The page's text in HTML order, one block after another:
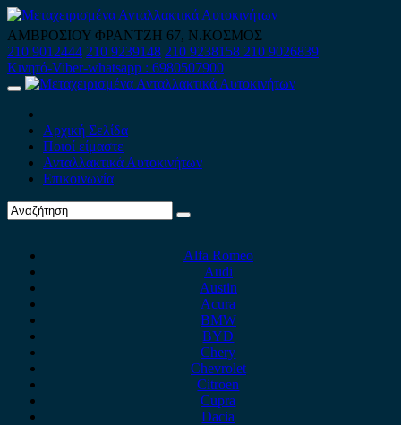
Skip
to
content
ΑΜΒΡΟΣΙΟΥ ΦΡΑΝΤΖΗ 67, Ν.ΚΟΣΜΟΣ
210 9012444 210 9239148 210 9238158 210 9026839
Κινητό-Viber-whatsapp : 6980507900
Primary
Αρχική Σελίδα
Ποιοί είμαστε
Ανταλλακτικά Αυτοκινήτων
Επικοινωνία
Alfa Romeo
Audi
Austin
Acura
BMW
BYD
Chery
Chevrolet
Citroen
Cupra
Dacia